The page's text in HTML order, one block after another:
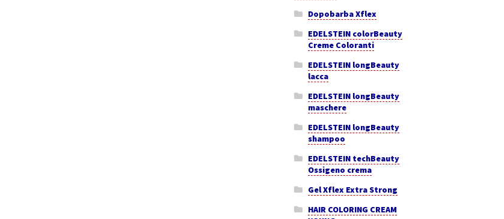
Dopobarba Xflex
EDELSTEIN colorBeauty
Creme Coloranti
EDELSTEIN longBeauty
lacca
EDELSTEIN longBeauty
maschere
EDELSTEIN longBeauty
shampoo
EDELSTEIN techBeauty
Ossigeno crema
Gel Xflex Extra Strong
HAIR COLORING CREAM